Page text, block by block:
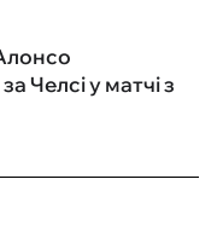
Челсі у матчі з